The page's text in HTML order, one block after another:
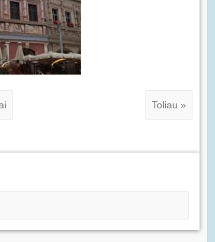
Toliau »